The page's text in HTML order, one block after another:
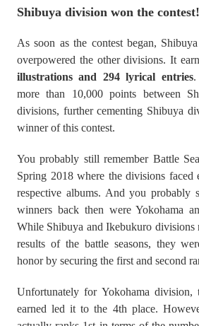
Shibuya division won the contest!
As soon as the contest began,
overpowered the other divisions. It
illustrations and 294 lyrical entries.
more than 10,000 points between
divisions, further cementing Shibuya
winner of this contest.
You probably still remember Battle
Spring 2018 where the divisions faced
respective albums. And you probably
winners back then were Yokohama
While Shibuya and Ikebukuro divisions
results of the battle seasons, they
honor by securing the first and second
Unfortunately for Yokohama
earned led it to the 4th place.